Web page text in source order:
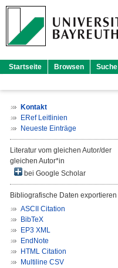
Startseite Browsen Suche
Kontakt
ERef Leitlinien
Neueste Einträge
Literatur vom gleichen Autor/der
gleichen Autor*in
bei Google Scholar
Bibliografische Daten exportieren
ASCII Citation
BibTeX
EP3 XML
EndNote
HTML Citation
Multiline CSV